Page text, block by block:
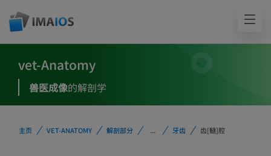
vet-Anatomy
兽医成像的解剖学
主页 VET-ANATOMY 解剖部分 ... 牙齿 齿[髓]腔